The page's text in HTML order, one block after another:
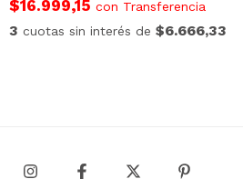
$16.999,15 con Transferencia
3 cuotas sin interés de $6.666,33